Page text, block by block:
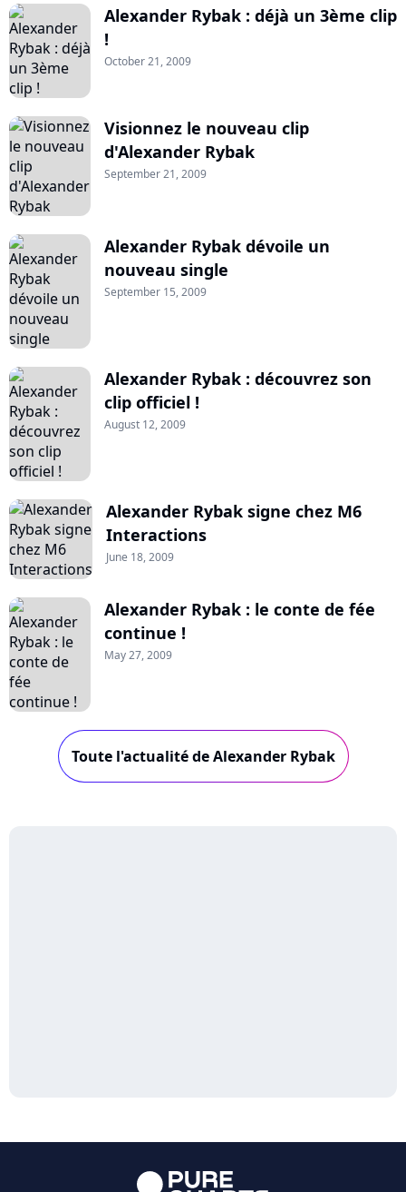
Alexander Rybak : déjà un 3ème clip
!
October 21, 2009
Visionnez le nouveau clip
d'Alexander Rybak
September 21, 2009
Alexander Rybak dévoile un
nouveau single
September 15, 2009
Alexander Rybak : découvrez son
clip officiel !
August 12, 2009
Alexander Rybak signe chez M6
Interactions
June 18, 2009
Alexander Rybak : le conte de fée
continue !
May 27, 2009
Toute l'actualité de Alexander Rybak